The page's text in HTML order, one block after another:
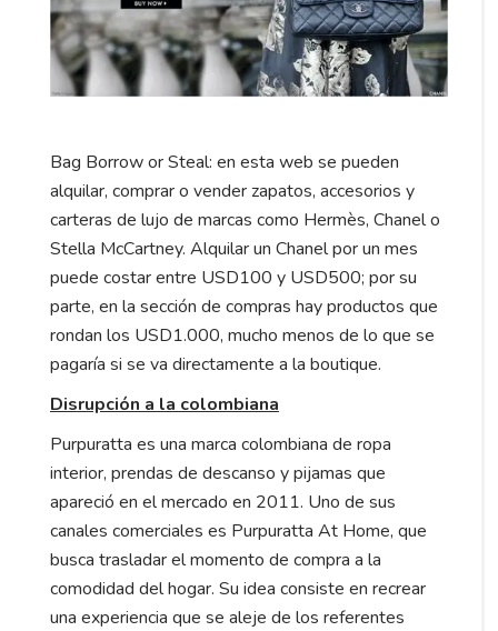
Bag Borrow or Steal: en esta web se pueden
alquilar, comprar o vender zapatos, accesorios y
carteras de lujo de marcas como Hermès, Chanel o
Stella McCartney. Alquilar un Chanel por un mes
puede costar entre USD100 y USD500; por su
parte, en la sección de compras hay productos que
rondan los USD1.000, mucho menos de lo que se
pagaría si se va directamente a la boutique.
Disrupción a la colombiana
Purpuratta es una marca colombiana de ropa
interior, prendas de descanso y pijamas que
apareció en el mercado en 2011. Uno de sus
canales comerciales es Purpuratta At Home, que
busca trasladar el momento de compra a la
comodidad del hogar. Su idea consiste en recrear
una experiencia que se aleje de los referentes